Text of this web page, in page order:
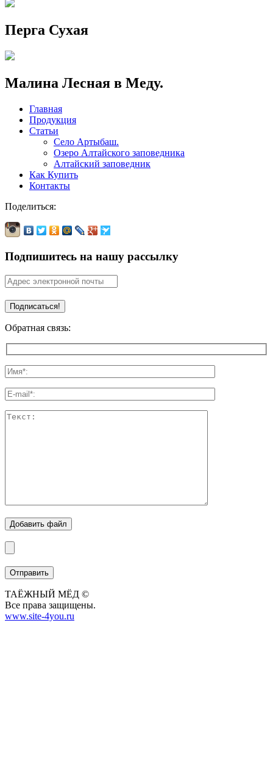
Перга Сухая
Малина Лесная в Меду.
Главная
Продукция
Статьи
Село Артыбаш.
Озеро Алтайского заповедника
Алтайский заповедник
Как Купить
Контакты
Поделиться:
Подпишитесь на нашу рассылку
Обратная связь:
Добавить файл
ТАЁЖНЫЙ МЁД ©
Все права защищены.
www.site-4you.ru